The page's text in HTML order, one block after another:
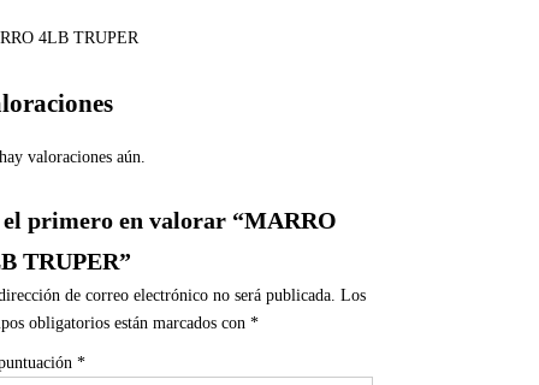
4LB TRUPER
valoraciones aún.
el primero en valorar “MARRO
TRUPER”
de correo electrónico no será publicada. Los
obligatorios están marcados con *
*